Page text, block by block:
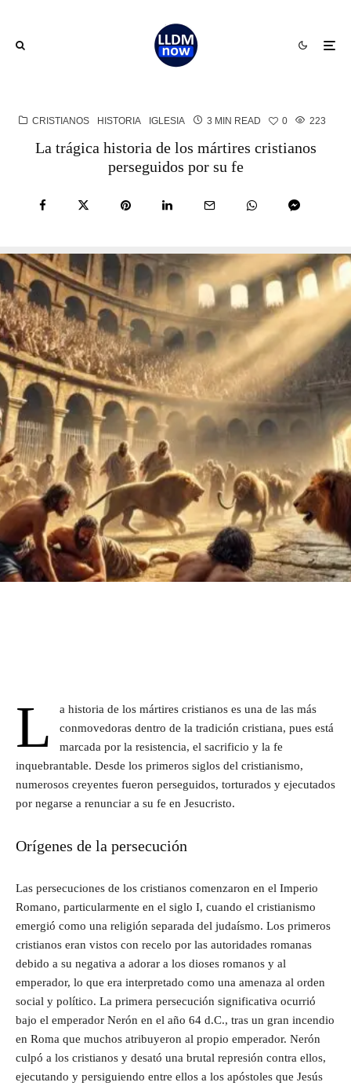
CRISTIANOS HISTORIA IGLESIA 3 MIN READ 0 223
La trágica historia de los mártires cristianos
perseguidos por su fe
L
a historia de los mártires cristianos es una de las más
conmovedoras dentro de la tradición cristiana, pues está
marcada por la resistencia, el sacrificio y la fe
inquebrantable. Desde los primeros siglos del cristianismo,
numerosos creyentes fueron perseguidos, torturados y ejecutados
por negarse a renunciar a su fe en Jesucristo.
Orígenes de la persecución
Las persecuciones de los cristianos comenzaron en el Imperio
Romano, particularmente en el siglo I, cuando el cristianismo
emergió como una religión separada del judaísmo. Los primeros
cristianos eran vistos con recelo por las autoridades romanas
debido a su negativa a adorar a los dioses romanos y al
emperador, lo que era interpretado como una amenaza al orden
social y político. La primera persecución significativa ocurrió
bajo el emperador Nerón en el año 64 d.C., tras un gran incendio
en Roma que muchos atribuyeron al propio emperador. Nerón
culpó a los cristianos y desató una brutal represión contra ellos,
ejecutando y persiguiendo entre ellos a los apóstoles que Jesús